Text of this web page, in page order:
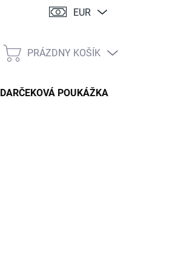
EUR
NÁKUPNÝ
PRÁZDNY KOŠÍK
DARČEKOVÁ POUKÁŽKA